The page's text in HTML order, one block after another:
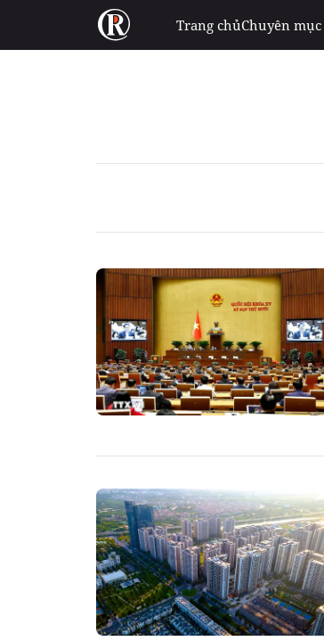
Trang chủChuyên mục